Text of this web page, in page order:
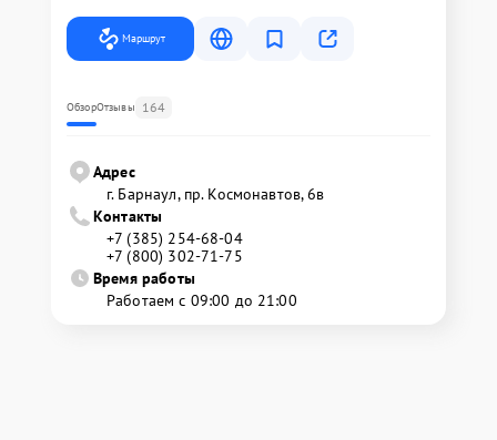
Маршрут
ОбзорОтзывы 164
Адрес
г. Барнаул, ​пр. Космонавтов, 6в
Контакты
+7 (385) 254-68-04
+7 (800) 302-71-75
Время работы
Работаем с 09:00 до 21:00